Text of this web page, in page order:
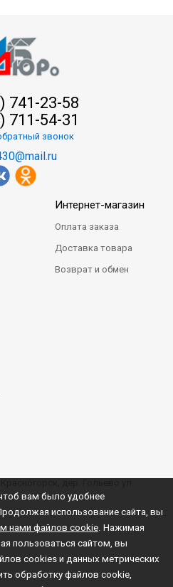
741-23-58
711-54-31
звонок
Интернет-магазин
Оплата заказа
Доставка товара
Возврат и обмен
вам было удобнее
использование сайта, вы
нами файлов cookie . Нажимая
пользоваться сайтом, вы
cookies и данных метрических
обработку файлов cookie,